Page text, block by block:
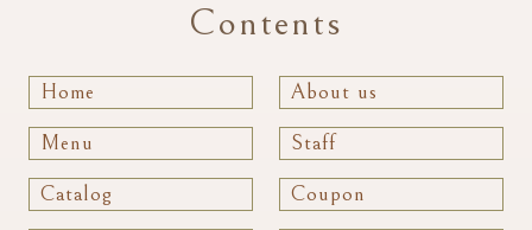
Contents
Home About us
Menu Staff
Catalog Coupon